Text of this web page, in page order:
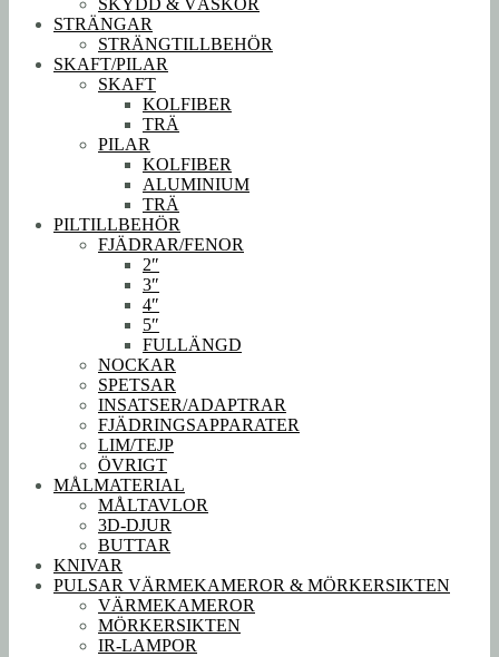
SKYDD & VÄSKOR
STRÄNGAR
STRÄNGTILLBEHÖR
SKAFT/PILAR
SKAFT
KOLFIBER
TRÄ
PILAR
KOLFIBER
ALUMINIUM
TRÄ
PILTILLBEHÖR
FJÄDRAR/FENOR
2″
3″
4″
5″
FULLÄNGD
NOCKAR
SPETSAR
INSATSER/ADAPTRAR
FJÄDRINGSAPPARATER
LIM/TEJP
ÖVRIGT
MÅLMATERIAL
MÅLTAVLOR
3D-DJUR
BUTTAR
KNIVAR
PULSAR VÄRMEKAMEROR & MÖRKERSIKTEN
VÄRMEKAMEROR
MÖRKERSIKTEN
IR-LAMPOR